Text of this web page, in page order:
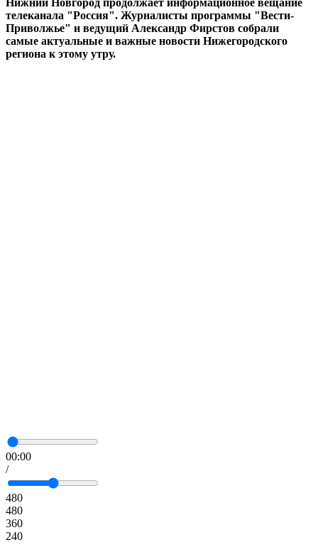
телеканала "Россия". Журналисты программы "Вести-
Приволжье" и ведущий Александр Фирстов собрали
самые актуальные и важные новости Нижегородского
региона к этому утру.
00:00
/
480
480
360
240